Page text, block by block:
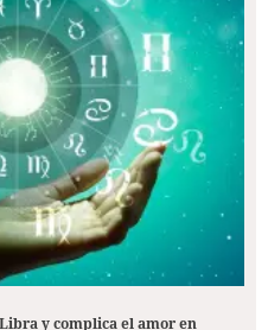
y complica el amor en